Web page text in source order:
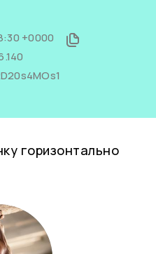
+0000
горизонтально